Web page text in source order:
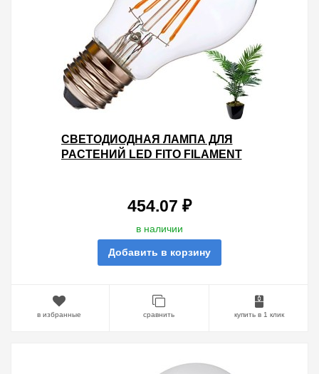
СВЕТОДИОДНАЯ ЛАМПА ДЛЯ
РАСТЕНИЙ LED FITO FILAMENT
454.07 ₽
в наличии
Добавить в корзину
в избранные сравнить купить в 1 клик